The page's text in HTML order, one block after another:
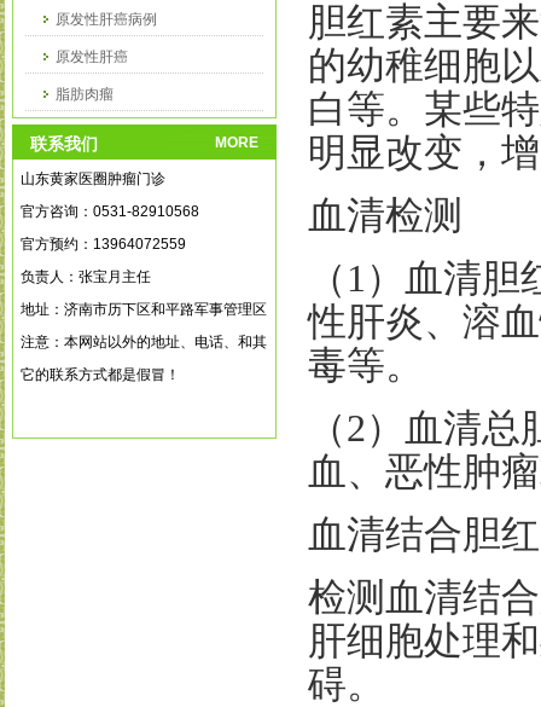
原发性肝癌病例
原发性肝癌
脂肪肉瘤
乳腺癌病例
MORE
联系我们
山东黄家医圈肿瘤门诊
官方咨询：0531-82910568
官方预约：13964072559
负责人：张宝月主任
地址：济南市历下区和平路军事管理区
注意：本网站以外的地址、电话、和其
它的联系方式都是假冒！
胆红素主要
的幼稚细胞
白等。某些
明显改变，
血清检测
（ 1 ）血清胆
性肝炎、溶
毒等。
（2）血清总
血、恶性肿
血清结合胆
检测血清结
肝细胞处理
碍。